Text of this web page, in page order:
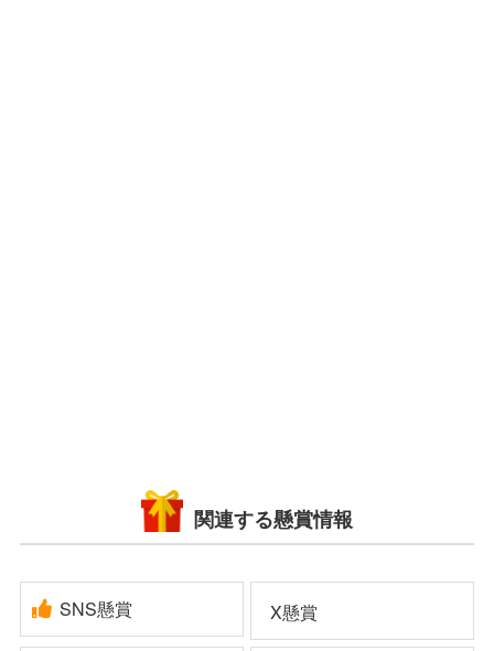
関連する懸賞情報
SNS懸賞 X懸賞